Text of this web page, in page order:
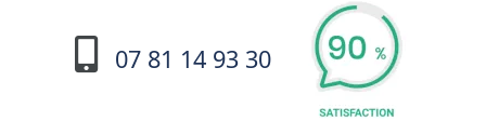
07 81 14 93 30